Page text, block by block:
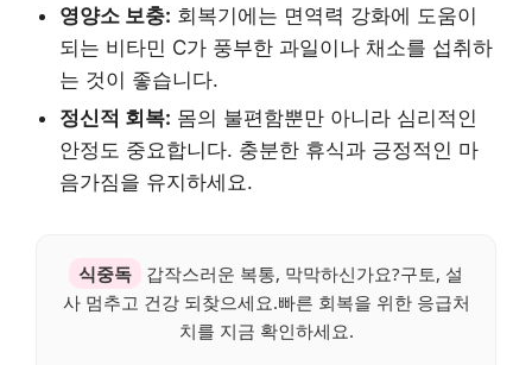
영양소 보충: 회복기에는 면역력 강화에 도움이
되는 비타민 C가 풍부한 과일이나 채소를 섭취하
는 것이 좋습니다.
정신적 회복: 몸의 불편함뿐만 아니라 심리적인
안정도 중요합니다. 충분한 휴식과 긍정적인 마
음가짐을 유지하세요.
식중독
갑작스러운 복통, 막막하신가요?구토, 설
사 멈추고 건강 되찾으세요.빠른 회복을 위한 응급처
치를 지금 확인하세요.